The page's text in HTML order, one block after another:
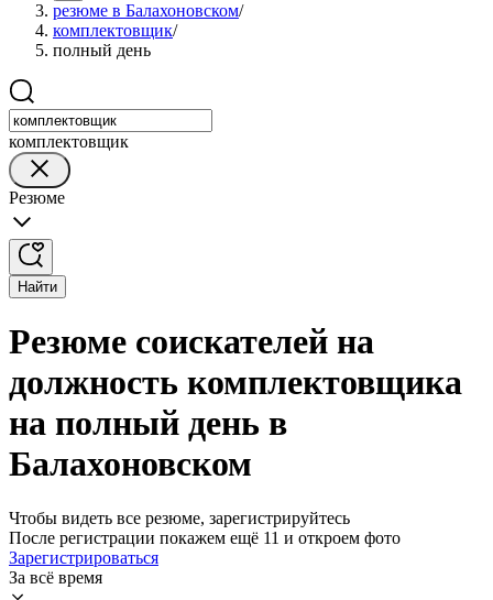
резюме в Балахоновском/
комплектовщик/
полный день
комплектовщик
Резюме
Найти
Резюме соискателей на
должность комплектовщика
на полный день в
Балахоновском
Чтобы видеть все резюме, зарегистрируйтесь
После регистрации покажем ещё 11 и откроем фото
Зарегистрироваться
За всё время